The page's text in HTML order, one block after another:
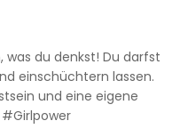
du denkst! Du darfst
einschüchtern lassen.
und eine eigene